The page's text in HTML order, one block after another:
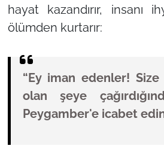
hayat kazandırır, insanı
ölümden kurtarır:
“Ey iman edenler!
olan şeye
Peygamber'e icabet